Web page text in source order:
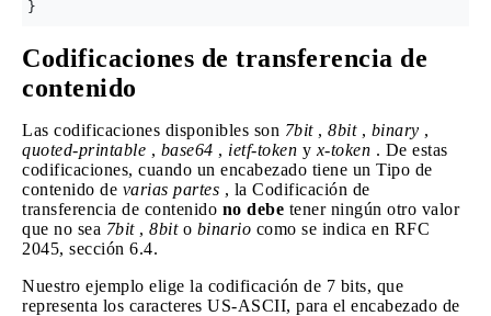
Codificaciones de transferencia de
contenido
Las codificaciones disponibles son 7bit, 8bit, binary ,
quoted-printable , base64 , ietf-token y x-token . De estas
codificaciones, cuando un encabezado tiene un Tipo de
contenido de varias partes , la Codificación de
transferencia de contenido no debe tener ningún otro valor
que no sea 7bit, 8bito binario como se indica en RFC
2045, sección 6.4.
Nuestro ejemplo elige la codificación de 7 bits, que
representa los caracteres US-ASCII, para el encabezado de